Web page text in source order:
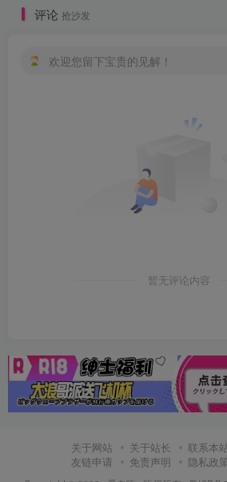
评论 抢沙发
欢迎您留下宝贵的见解！
暂无评论内容
关于网站 关于站长 联系本
友链申请
免责声明 隐私政策